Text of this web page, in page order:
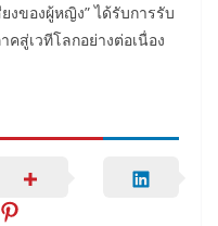
งของผู้หญิง” ได้รับการรับ
สู่เวทีโลกอย่างต่อเนื่อง